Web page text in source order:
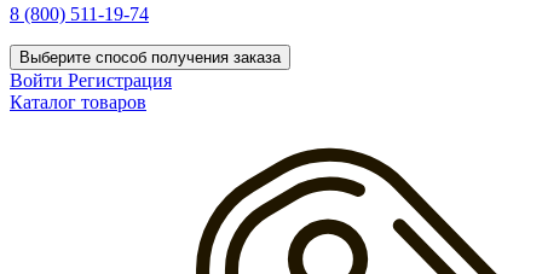
8 (800) 511-19-74
Выберите способ получения заказа
Войти Регистрация
Каталог товаров